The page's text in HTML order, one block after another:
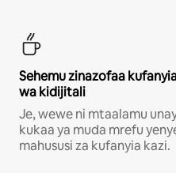
Sehemu zinazofaa
wa kidijitali
Je, wewe ni mtaalamu
kukaa ya muda mrefu
mahususi za kufanyia kazi.